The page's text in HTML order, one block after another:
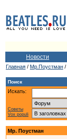
Новости
Главная / Мр.Поустман /
Поиск
Искать:
Советы
Vox populi
Мр. Поустман